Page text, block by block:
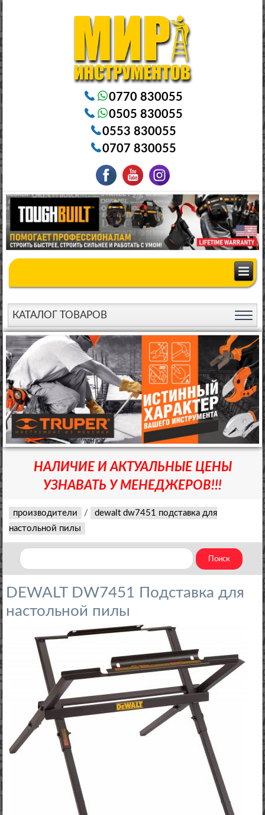
0770 830055
0505 830055
0553 830055
0707 830055
КАТАЛОГ ТОВАРОВ
НАЛИЧИЕ И АКТУАЛЬНЫЕ ЦЕНЫ
УЗНАВАТЬ У МЕНЕДЖЕРОВ!!!
производители /
dewalt dw7451 подставка для
настольной пилы
DEWALT DW7451 Подставка для
настольной пилы